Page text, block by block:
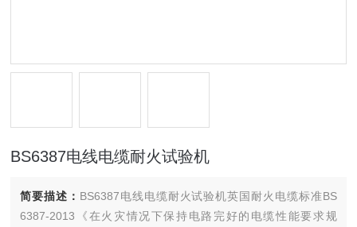
BS6387电线电缆耐火试验机
简要描述： BS6387电线电缆耐火试验机英国耐火电缆标准BS
6387-2013《在火灾情况下保持电路完好的电缆性能要求规